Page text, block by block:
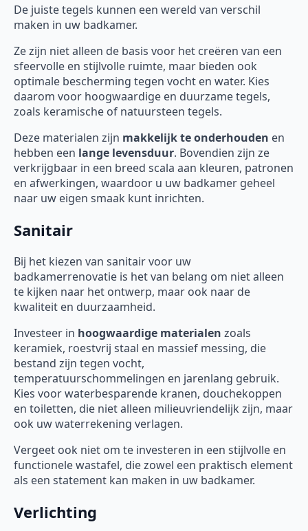
De juiste tegels kunnen een wereld van verschil
maken in uw badkamer.
Ze zijn niet alleen de basis voor het creëren van een
sfeervolle en stijlvolle ruimte, maar bieden ook
optimale bescherming tegen vocht en water. Kies
daarom voor hoogwaardige en duurzame tegels,
zoals keramische of natuursteen tegels.
Deze materialen zijn makkelijk te onderhouden en
hebben een lange levensduur. Bovendien zijn ze
verkrijgbaar in een breed scala aan kleuren, patronen
en afwerkingen, waardoor u uw badkamer geheel
naar uw eigen smaak kunt inrichten.
Sanitair
Bij het kiezen van sanitair voor uw
badkamerrenovatie is het van belang om niet alleen
te kijken naar het ontwerp, maar ook naar de
kwaliteit en duurzaamheid.
Investeer in hoogwaardige materialen zoals
keramiek, roestvrij staal en massief messing, die
bestand zijn tegen vocht,
temperatuurschommelingen en jarenlang gebruik.
Kies voor waterbesparende kranen, douchekoppen
en toiletten, die niet alleen milieuvriendelijk zijn, maar
ook uw waterrekening verlagen.
Vergeet ook niet om te investeren in een stijlvolle en
functionele wastafel, die zowel een praktisch element
als een statement kan maken in uw badkamer.
Verlichting